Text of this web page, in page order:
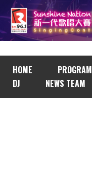
HOME PROGRAM
DJ
NEWS TEAM